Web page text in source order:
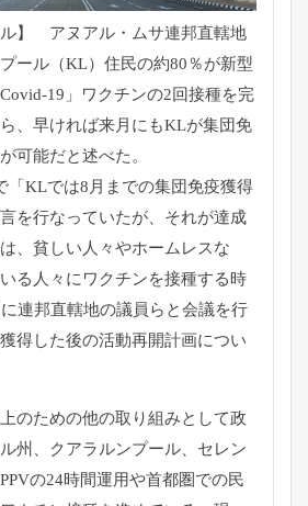
ル】 アヌアル・ムサ連邦直轄地
ール（KL） 住民の約80％が新型
19」
ワクチンの2回接種を完
、 早ければ来月にもKLが集団免
可能だと述べた 。
「KLでは8月までの集団免疫獲得
を行なっていたが、それが達成
、 貧しい人々やホームレスな
る人々にワクチンを接種する時
連邦直轄地の議員らと会議を行
得した後の活動再開計画につい
のための他の取り組みとして政
州、クアラルンプール、セレン
の24時間運用や首都圏での民